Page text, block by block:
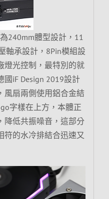
240mm體型設計，11
軸承設計，8Pin模組設
燈光控制，最特別的就
iF Design 2019設計
風扇兩側使用鋁合金結
字樣在上方，本體正
降低共振噪音，這部分
符的水冷排結合迅速又